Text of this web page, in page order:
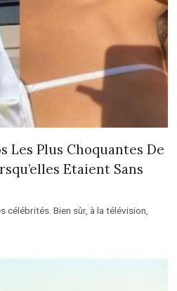
Les Plus Choquantes De
Etaient Sans
célébrités. Bien sûr, à la télévision,